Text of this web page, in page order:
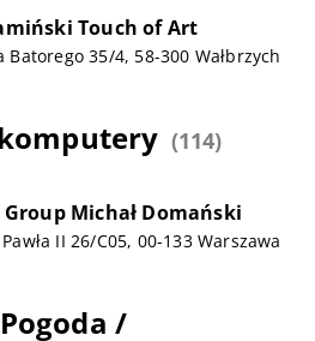
Touch of Art
Batorego 35/4, 58-300 Wałbrzych
(114)
Michał Domański
II 26/C05, 00-133 Warszawa
/